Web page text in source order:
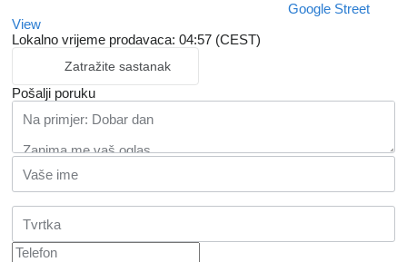
Google Street
View
Lokalno vrijeme prodavaca: 04:57 (CEST)
Zatražite sastanak
Pošalji poruku